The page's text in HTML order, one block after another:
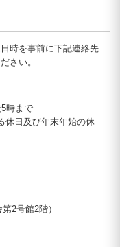
時を事前に下記連絡先
さい。
時まで
休日及び年末年始の休
2号館2階）